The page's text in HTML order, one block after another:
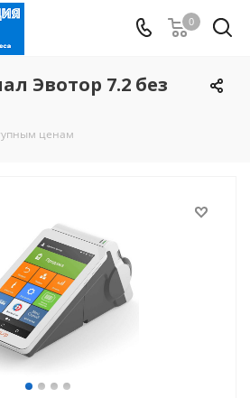
0
Эвотор 7.2 без
ценам